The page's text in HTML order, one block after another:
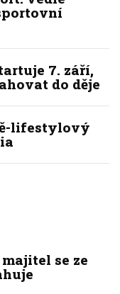
7. září,
do děje
lifestylový
se ze